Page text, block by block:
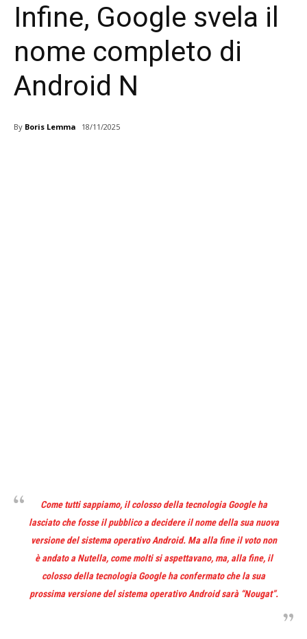
Infine, Google svela il
nome completo di
Android N
By Boris Lemma 18/11/2025
Come tutti sappiamo, il colosso della tecnologia Google ha
lasciato che fosse il pubblico a decidere il nome della sua nuova
versione del sistema operativo Android. Ma alla fine il voto non
è andato a Nutella, come molti si aspettavano, ma, alla fine, il
colosso della tecnologia Google ha confermato che la sua
prossima versione del sistema operativo Android sarà “Nougat”.